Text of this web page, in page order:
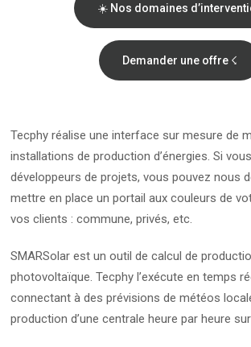
☀️ Nos domaines
Demander une offre ☇
Tecphy réalise une interface sur mesure de
installations de production d’énergies. Si
développeurs de projets, vous pouvez nous
mettre en place un portail aux couleurs de
vos clients : commune, privés, etc.
SMARSolar est un outil de calcul de
photovoltaïque. Tecphy l’exécute en temps
connectant à des prévisions de météos
production d’une centrale heure par heure